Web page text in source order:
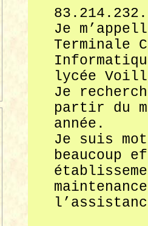
Je
Terminale
lycée
Je
partir du
année.
Je suis
beaucoup